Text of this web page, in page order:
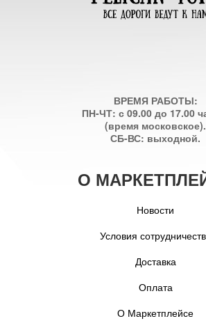
ВРЕМЯ РАБОТЫ:
ПН-ЧТ: с 09.00 до 17.00
(время московское).
СБ-ВС: выходной.
О
Новости
Условия
Доставка
Оплата
О Маркетплейсе